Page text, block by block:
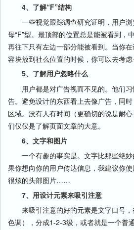
4、了解“F”结构
一些视觉跟踪调查研究证明，用户浏
母“F”型。最顶部的位置总是能被看到，
再往下只有左边一部分能被看到。当你
容块放到社么位置的时候，你可以去考虑
5、了解用户忽略什么
用户都是对广告视而不见的。他们习
告。避免设计的东西看上去像广告，同
区域。没有人有时间（更确切的说是耐
们仅仅是了解页面文章的大意。
6、文字和图片
一个有趣的事实是。文字比那些绝妙
果你想向你的用户传达信息，我建议你
很炫的头部图片……
7、用设计元素来吸引注意
来吸引注意的好的元素是文字口号，
色调），分成1-2-3级，或者就是一个